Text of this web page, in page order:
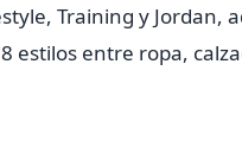
Training y Jordan,
estilos entre ropa,